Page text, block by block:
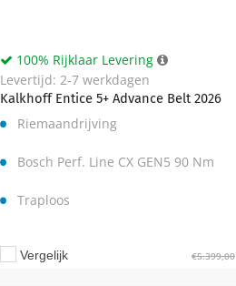
Kalkhoff Entice 5+ Advance Belt 2026
100% Rijklaar Levering
Levertijd: 2-7 werkdagen
Riemaandrijving
Bosch Perf. Line CX GEN5 90 Nm
Traploos
€5.399,00
Vergelijk